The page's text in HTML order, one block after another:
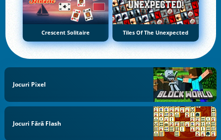
Crescent Solitaire Tiles Of The Unexpected
Jocuri Pixel
Jocuri Fără Flash